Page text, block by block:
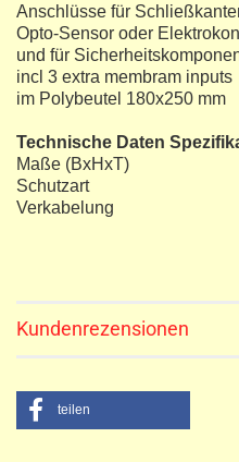
Anschlüsse für
Opto-Sensor oder
und für
incl 3 extra membram inputs
im Polybeutel 180x250 mm
Technische Daten
Maße (BxHxT)
Verkabelung
Kundenrezensionen
teilen